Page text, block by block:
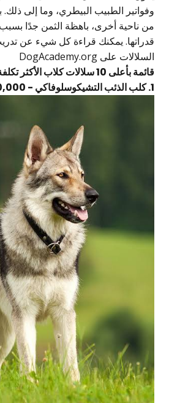
وفواتير الطبيب البيطري، وما إلى
من ناحية أخرى، باهظة الثمن جدًا بسبب
قدراتها. يمكنك قراءة كل شيء عن
السلالات على DogAcademy.org
قائمة بأعلى 10 سلالات كلاب الأكثر تكلفة في العالم 2026
1. كلب الذئب التشيكوسلوفاكي - 50,000 دولار